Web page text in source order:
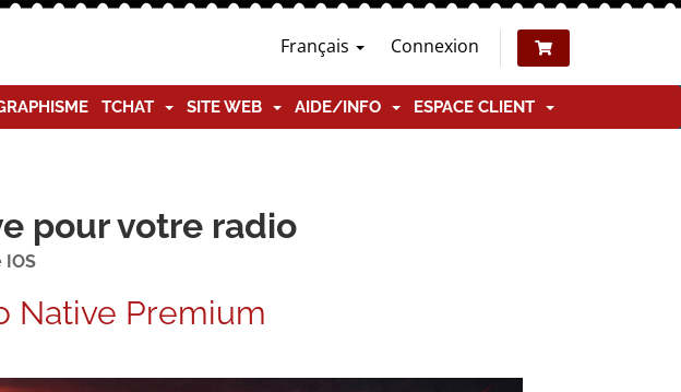
Français Connexion
TCHAT SITE WEB AIDE/INFO ESPACE CLIENT
pour votre radio
Native Premium